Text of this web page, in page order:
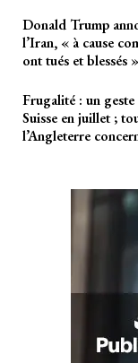
Donald Trump
l’Iran, « à cause
ont tués et blessés »
Frugalité : un
Suisse en juillet ;
l’Angleterre